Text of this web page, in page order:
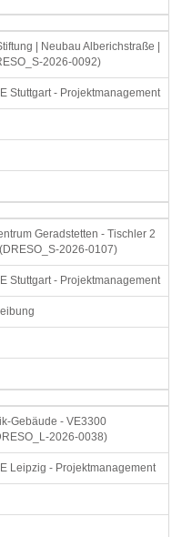
| Neubau Alberichstraße |
2026-0092)
Stuttgart - Projektmanagement
Geradstetten - Tischler 2
2026-0107)
Stuttgart - Projektmanagement
Gebäude - VE3300
2026-0038)
Leipzig - Projektmanagement